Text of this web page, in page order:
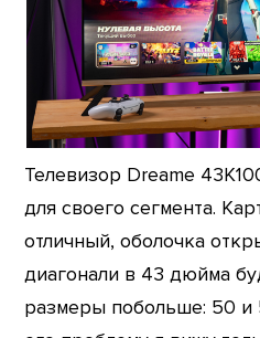
Телевизор Dreame
для своего сегмента.
отличный, оболочка
диагонали в 43 дюйма
размеры побольше: 50 и